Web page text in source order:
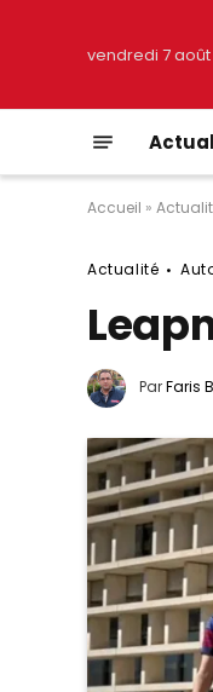
vendredi 7 août
Accueil »
Actualité
ParFaris